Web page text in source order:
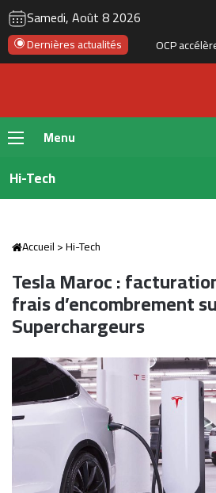
Samedi, Août 8 2026
Dernières actualités
Menu
Hi-Tech
Accueil>Hi-Tech
Tesla Maroc :
frais d’encombrement
Superchargeurs